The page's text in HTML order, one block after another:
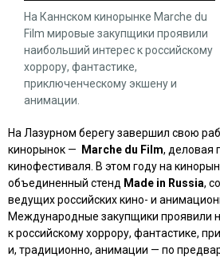
На Каннском кинорынке Marche du
Film мировые закупщики проявили
наибольший интерес к российскому
хоррору, фантастике,
приключенческому экшену и
анимации.
На Лазурном берегу завершил свою
кинорынок —
Marche du Film, деловая
кинофестиваля. В этом году на
объединенный стенд Made in Russia,
ведущих российских кино- и
Международные закупщики проявили
к российскому хоррору, фантастике,
и, традиционно, анимации — по